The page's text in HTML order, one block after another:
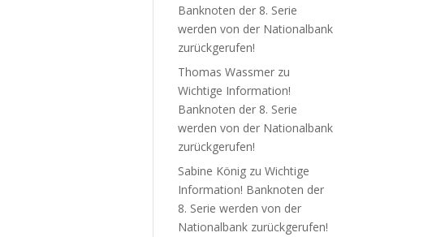
Banknoten der 8. Serie
werden von der Nationalbank
zurückgerufen!
Thomas Wassmer zu
Wichtige Information!
Banknoten der 8. Serie
werden von der Nationalbank
zurückgerufen!
Sabine König zuWichtige
Information! Banknoten der
8. Serie werden von der
Nationalbank zurückgerufen!